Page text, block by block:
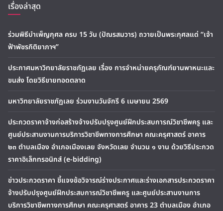
เรื่องล่าสุด
ร่วมพิธีบำเพ็ญกุศล ครบ 15 วัน (ปัณรสมวาร) ถวายเป็นพระกุศลแด่ “เจ้า
ฟ้าพัชรกิติยาภาฯ”
ประกาศมหาวิทยาลัยราชภัฏเลย เรื่อง การจำหน่ายครุภัณฑ์ยานพาหนะและ
ขนส่ง โดยวิธีขายทอดตลาด
มหาวิทยาลัยราชภัฏเลย ร่วมงานวันจักรี 6 เมษายน 2569
ประกวดราคาจ้างก่อสร้างจ้างปรับปรุงศูนย์ฝึกประสบการณ์วิชาชีพครู และ
ศูนย์ประสานงานการบริการวิชาชีพทางการศึกษา คณะครุศาสตร์ อาคาร
๒๓ ตำบลเมือง อำเภอเมืองเลย จังหวัดเลย จำนวน ๑ งาน ด้วยวิธีประกวด
ราคาอิเล็กทรอนิกส์ (e-bidding)
ข่าวประกวดราคา ชี้แจงข้อวิจารณ์ร่างประกาศและร่างเอกสารประกวดราคา
จ้างปรับปรุงศูนย์ฝึกประสบการณ์วิชาชีพครู และศูนย์ประสานงานการ
บริการวิชาชีพทางการศึกษา คณะครุศาสตร์ อาคาร 23 ตำบลเมือง อำเภอ